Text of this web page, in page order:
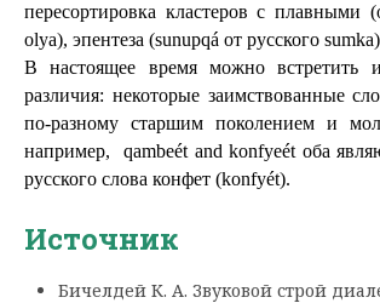
пересортировка кластеров с плавными
olya), эпентеза (sunupqá от русского
В настоящее время можно встретить и
различия: некоторые заимствованные
по-разному старшим поколением и
например,  qambeét and konfуeét оба
русского слова конфет (konfyét).
Источник
Бичелдей К. А. Звуковой строй